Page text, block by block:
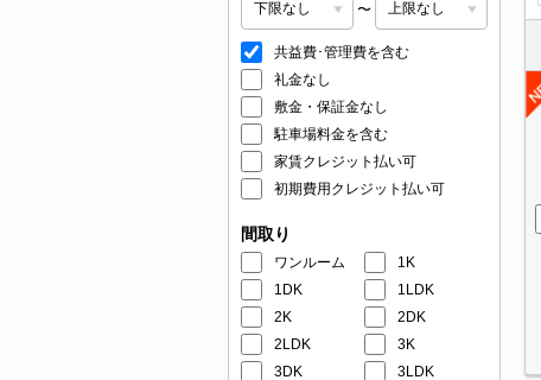
〜
共益費･管理費を含む
礼金なし
敷金・保証金なし
駐車場料金を含む
家賃クレジット払い可
初期費用クレジット払い可
間取り
ワンルーム
1K
1DK
1LDK
2K
2DK
2LDK
3K
3DK
3LDK